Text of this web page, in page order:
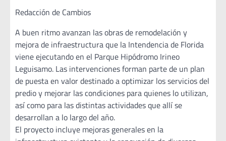
Redacción de Cambios
A buen ritmo avanzan las obras de remodelación y
mejora de infraestructura que la Intendencia de Florida
viene ejecutando en el Parque Hipódromo Irineo
Leguisamo. Las intervenciones forman parte de un plan
de puesta en valor destinado a optimizar los servicios del
predio y mejorar las condiciones para quienes lo utilizan,
así como para las distintas actividades que allí se
desarrollan a lo largo del año.
El proyecto incluye mejoras generales en la